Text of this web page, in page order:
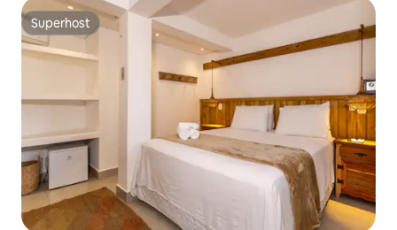
Superhost
Superhost